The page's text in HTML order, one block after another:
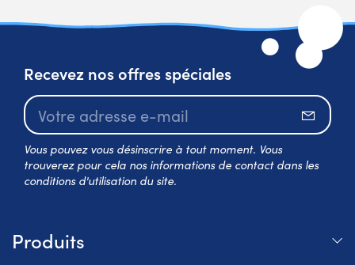
Recevez nos offres spéciales
Vous pouvez vous désinscrire à tout moment. Vous
trouverez pour cela nos informations de contact dans les
conditions d'utilisation du site.
Produits